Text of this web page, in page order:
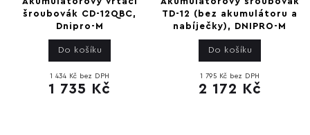
šroubovák CD-12QBC,
Dnipro-M
1 434 Kč bez DPH
1 735 Kč
Do košíku
TD-12 (bez akumulátoru a
nabíječky), DNIPRO-M
1 795 Kč bez DPH
2 172 Kč
Do košíku